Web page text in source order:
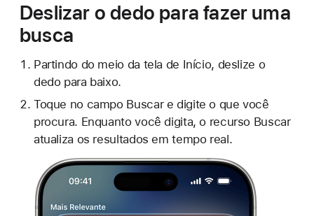
Deslizar o dedo para fazer uma
busca
Partindo do meio da tela de Início, deslize o
dedo para baixo.
Toque no campo Buscar e digite o que você
procura. Enquanto você digita, o recurso Buscar
atualiza os resultados em tempo real.